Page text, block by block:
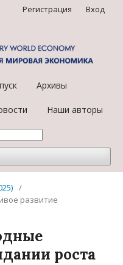
Архивы
Наши авторы
Регистрация Вход
/
развитие
роста